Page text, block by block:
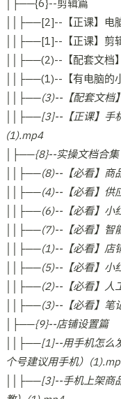
│├──{6}--剪辑篇
││├──[2]--【正课】电
││├──[1]--【正课】剪
││├──(2)--【配套文档
││├──(1)--【有电脑的
││├──(3)--【配套文档
││├──[3]--【正课】手
(1).mp4
│├──{8}--实操文档合集
││├──(8)--【必看】商
││├──(4)--【必看】供
││├──(6)--【必看】小
││├──(7)--【必看】智
││├──(1)--【必看】店
││├──(5)--【必看】小
││├──(2)--【必看】人
││├──(3)--【必看】笔
│├──{9}--店铺设置篇
││├──[1]--用手机怎么
个号建议用手机）
││├──[3]--手机上架商